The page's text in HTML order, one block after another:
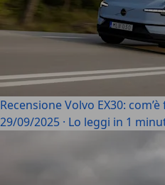
Recensione Volvo EX30:
29/09/2025 · Lo leggi in 1